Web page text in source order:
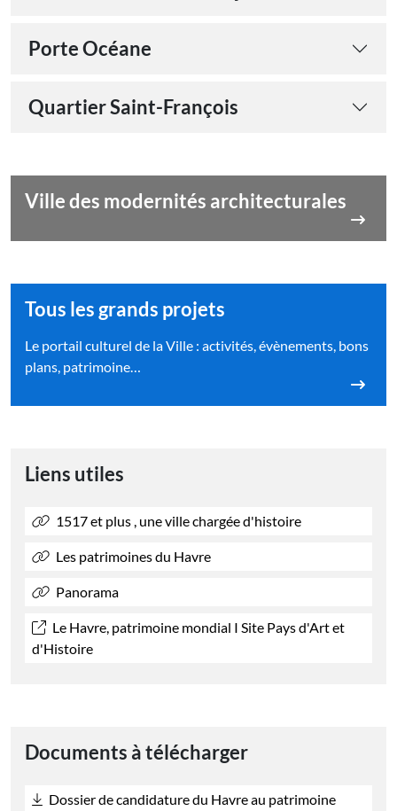
Porte Océane
Quartier Saint-François
Ville des modernités architecturales
Tous les grands projets
Le portail culturel de la Ville : activités, évènements, bons
plans, patrimoine…
Liens utiles
1517 et plus , une ville chargée d'histoire
Les patrimoines du Havre
Panorama
Le Havre, patrimoine mondial I Site Pays d'Art et
d'Histoire
Documents à télécharger
Dossier de candidature du Havre au patrimoine